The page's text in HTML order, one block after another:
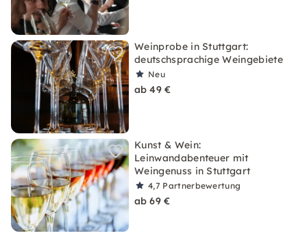
Weinprobe in Stuttgart:
deutschsprachige Weingebiete
Neu
ab 49 €
Kunst & Wein:
Leinwandabenteuer mit
Weingenuss in Stuttgart
4,7 Partnerbewertung
ab 69 €